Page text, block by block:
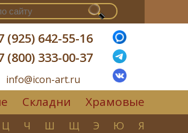
(925) 642-55-16
(800) 333-00-37
info@icon-art.ru
Складни Храмовые
Ц Ч Ш Щ Э Ю Я